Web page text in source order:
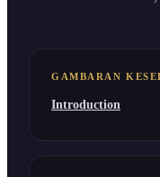
GAMBARAN
Introduction